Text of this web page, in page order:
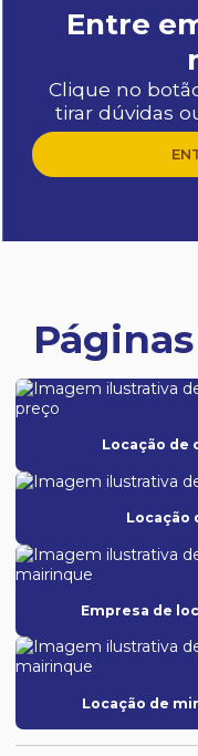
Entre
Clique no
tirar dúvidas
Locação de
Locação
Empresa de
Locação de